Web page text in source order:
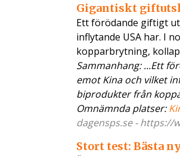
Gigantiskt
Ett förödande giftigt
inflytande USA har. I
kopparbrytning,
Sammanhang: ...Ett
emot Kina och vilket
biprodukter från
Omnämnda platser:
dagensps.se - https://
Stort test: Bästa